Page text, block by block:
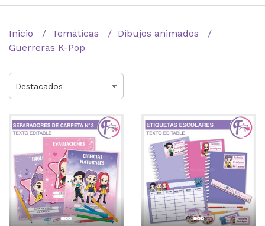
Inicio Temáticas
Dibujos animados
Guerreras K-Pop